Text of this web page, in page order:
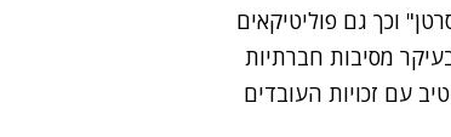
וכך גם פוליטיקאים
מסיבות חברתיות
עם זכויות העובדים